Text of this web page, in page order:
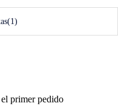
primer pedido